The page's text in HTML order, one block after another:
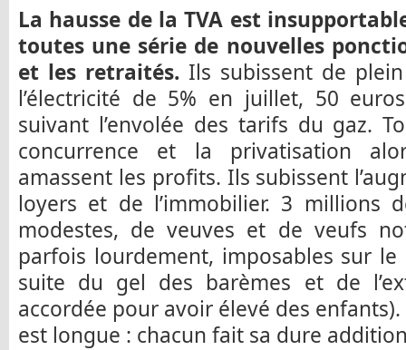
La hausse de la TVA est
toutes une série de nouvelles
et les retraités. Ils subissent de
l’électricité de 5% en juillet, 50
suivant l’envolée des tarifs du gaz.
concurrence et la privatisation
amassent les profits. Ils subissent
loyers et de l’immobilier. 3 millions
modestes, de veuves et de veufs
parfois lourdement, imposables sur
suite du gel des barèmes et de
accordée pour avoir élevé des
est longue : chacun fait sa dure